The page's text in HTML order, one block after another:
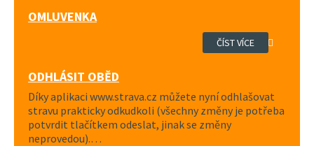
OMLUVENKA
ČÍST VÍCE
ODHLÁSIT OBĚD
Díky aplikaci www.strava.cz můžete nyní odhlašovat
stravu prakticky odkudkoli (všechny změny je potřeba
potvrdit tlačítkem odeslat, jinak se změny
neprovedou).…